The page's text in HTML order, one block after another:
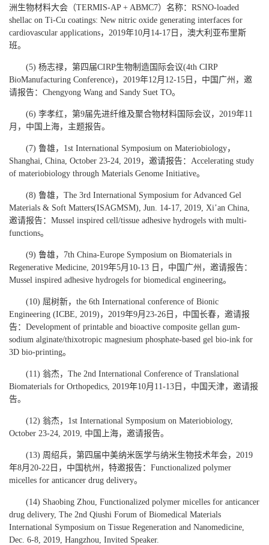
洲生物材料大会（TERMIS-AP + ABMC7）名称：RSNO-loaded
shellac on Ti-Cu coatings: New nitric oxide generating interfaces for
cardiovascular applications，2019年10月14-17日，澳大利亚布里斯
班。
(5) 杨志禄，第四届CIRP生物制造国际会议(4th CIRP
BioManufacturing Conference)，2019年12月12-15日，中国广州，邀
请报告：Chengyong Wang and Sandy Suet TO。
(6) 李孝红，第9届先进纤维及聚合物材料国际会议，2019年11
月，中国上海，主题报告。
(7) 鲁雄，1st International Symposium on Materiobiology，
Shanghai, China, October 23-24, 2019，邀请报告：Accelerating study
of materiobiology through Materials Genome Initiative。
(8) 鲁雄，The 3rd International Symposium for Advanced Gel
Materials & Soft Matters(ISAGMSM), Jun. 14-17, 2019, Xi’an China,
邀请报告：Mussel inspired cell/tissue adhesive hydrogels with multi-
functions。
(9) 鲁雄，7th China-Europe Symposium on Biomaterials in
Regenerative Medicine, 2019年5月10-13 日，中国广州，邀请报告：
Mussel inspired adhesive hydrogels for biomedical engineering。
(10) 屈树新，the 6th International conference of Bionic
Engineering (ICBE, 2019)，2019年9月23-26日，中国长春，邀请报
告：Development of printable and bioactive composite gellan gum-
sodium alginate/thixotropic magnesium phosphate-based gel bio-ink for
3D bio-printing。
(11) 翁杰，The 2nd International Conference of Translational
Biomaterials for Orthopedics, 2019年10月11-13日，中国天津，邀请报
告。
(12) 翁杰，1st International Symposium on Materiobiology,
October 23-24, 2019, 中国上海，邀请报告。
(13) 周绍兵，第四届中美纳米医学与纳米生物技术年会，2019
年8月20-22日，中国杭州，特邀报告：Functionalized polymer
micelles for anticancer drug delivery。
(14) Shaobing Zhou, Functionalized polymer micelles for anticancer
drug delivery, The 2nd Qiushi Forum of Biomedical Materials
International Symposium on Tissue Regeneration and Nanomedicine,
Dec. 6-8, 2019, Hangzhou, Invited Speaker.